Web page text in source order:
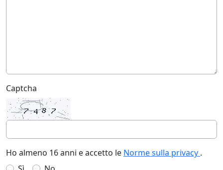
Captcha
Ho almeno 16 anni e accetto le Norme sulla privacy .